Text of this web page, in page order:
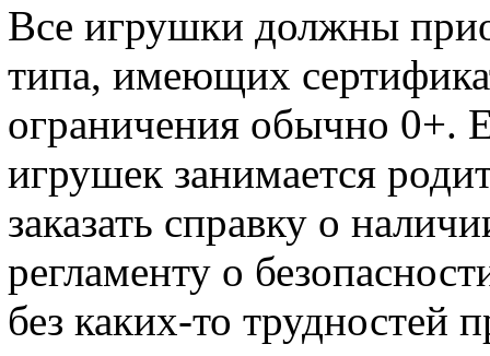
Все игрушки должны
типа, имеющих
ограничения обычно 0+.
игрушек занимается
заказать справку о
регламенту о
без каких-то трудностей